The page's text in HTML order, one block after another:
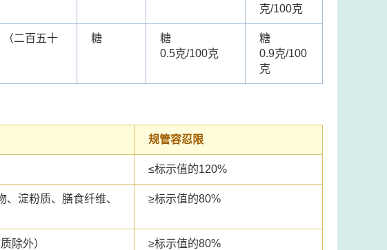
克/100克
（二百五十
糖
糖
0.5克/100克
糖
0.9克/100
克
规管容忍限
≤标示值的120%
淀粉质、膳食纤维、
≥标示值的80%
除外） ≥标示值的80%